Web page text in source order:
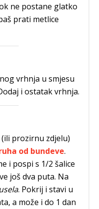
ne postane glatko
prati metlice
vrhnja u smjesu
i ostatak vrhnja.
prozirnu zdjelu)
od bundeve.
i pospi s 1/2 šalice
još dva puta. Na
. Pokrij i stavi u
a može i do 1 dan